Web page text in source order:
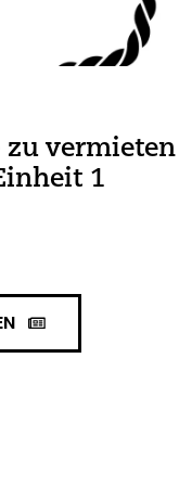
zu vermieten
1